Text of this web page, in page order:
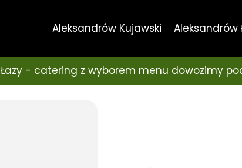
Aleksandrów Kujawski Aleksandrów
Łazy - catering z wyborem menu dowozimy